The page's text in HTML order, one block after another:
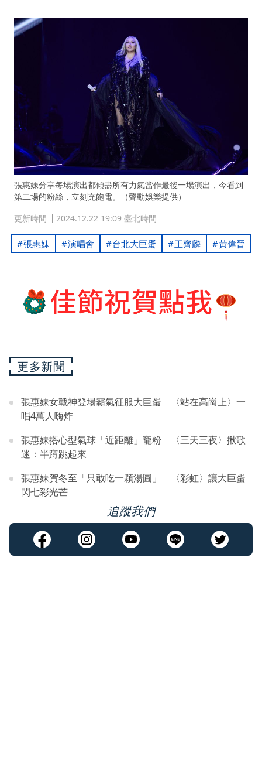
張惠妹分享每場演出都傾盡所有力氣當作最後一場演出，今看到
第二場的粉絲，立刻充飽電。（聲動娛樂提供）
更新時間
2024.12.22 19:09 臺北時間
張惠妹 演唱會 台北大巨蛋 王齊麟 黃偉晉
更多新聞
張惠妹女戰神登場霸氣征服大巨蛋 〈站在高崗上〉一
唱4萬人嗨炸
張惠妹搭心型氣球「近距離」寵粉 〈三天三夜〉揪歌
迷：半蹲跳起來
張惠妹賀冬至「只敢吃一顆湯圓」 〈彩虹〉讓大巨蛋
閃七彩光芒
追蹤我們